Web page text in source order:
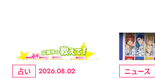
占い 2026.08.02 ニュース